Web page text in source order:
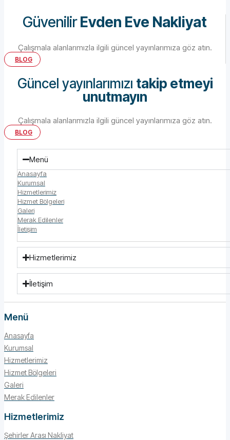
GüvenilirEvden Eve Nakliyat
Çalışmala alanlarımızla ilgili güncel yayınlarımıza göz atın.
BLOG
Güncel yayınlarımızı takip etmeyi
unutmayın
Çalışmala alanlarımızla ilgili güncel yayınlarımıza göz atın.
BLOG
Menü
Anasayfa
Kurumsal
Hizmetlerimiz
Hizmet Bölgeleri
Galeri
Merak Edilenler
İletişim
Hizmetlerimiz
İletişim
Menü
Anasayfa
Kurumsal
Hizmetlerimiz
Hizmet Bölgeleri
Galeri
Merak Edilenler
Hizmetlerimiz
Şehirler Arası Nakliyat